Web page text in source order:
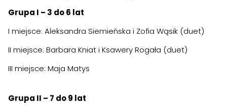
Grupa I – 3 do 6 lat
I miejsce: Aleksandra Siemieńska i Zofia Wąsik (duet)
II miejsce: Barbara Kniat i Ksawery Rogała (duet)
III miejsce: Maja Matys
Grupa II – 7 do 9 lat